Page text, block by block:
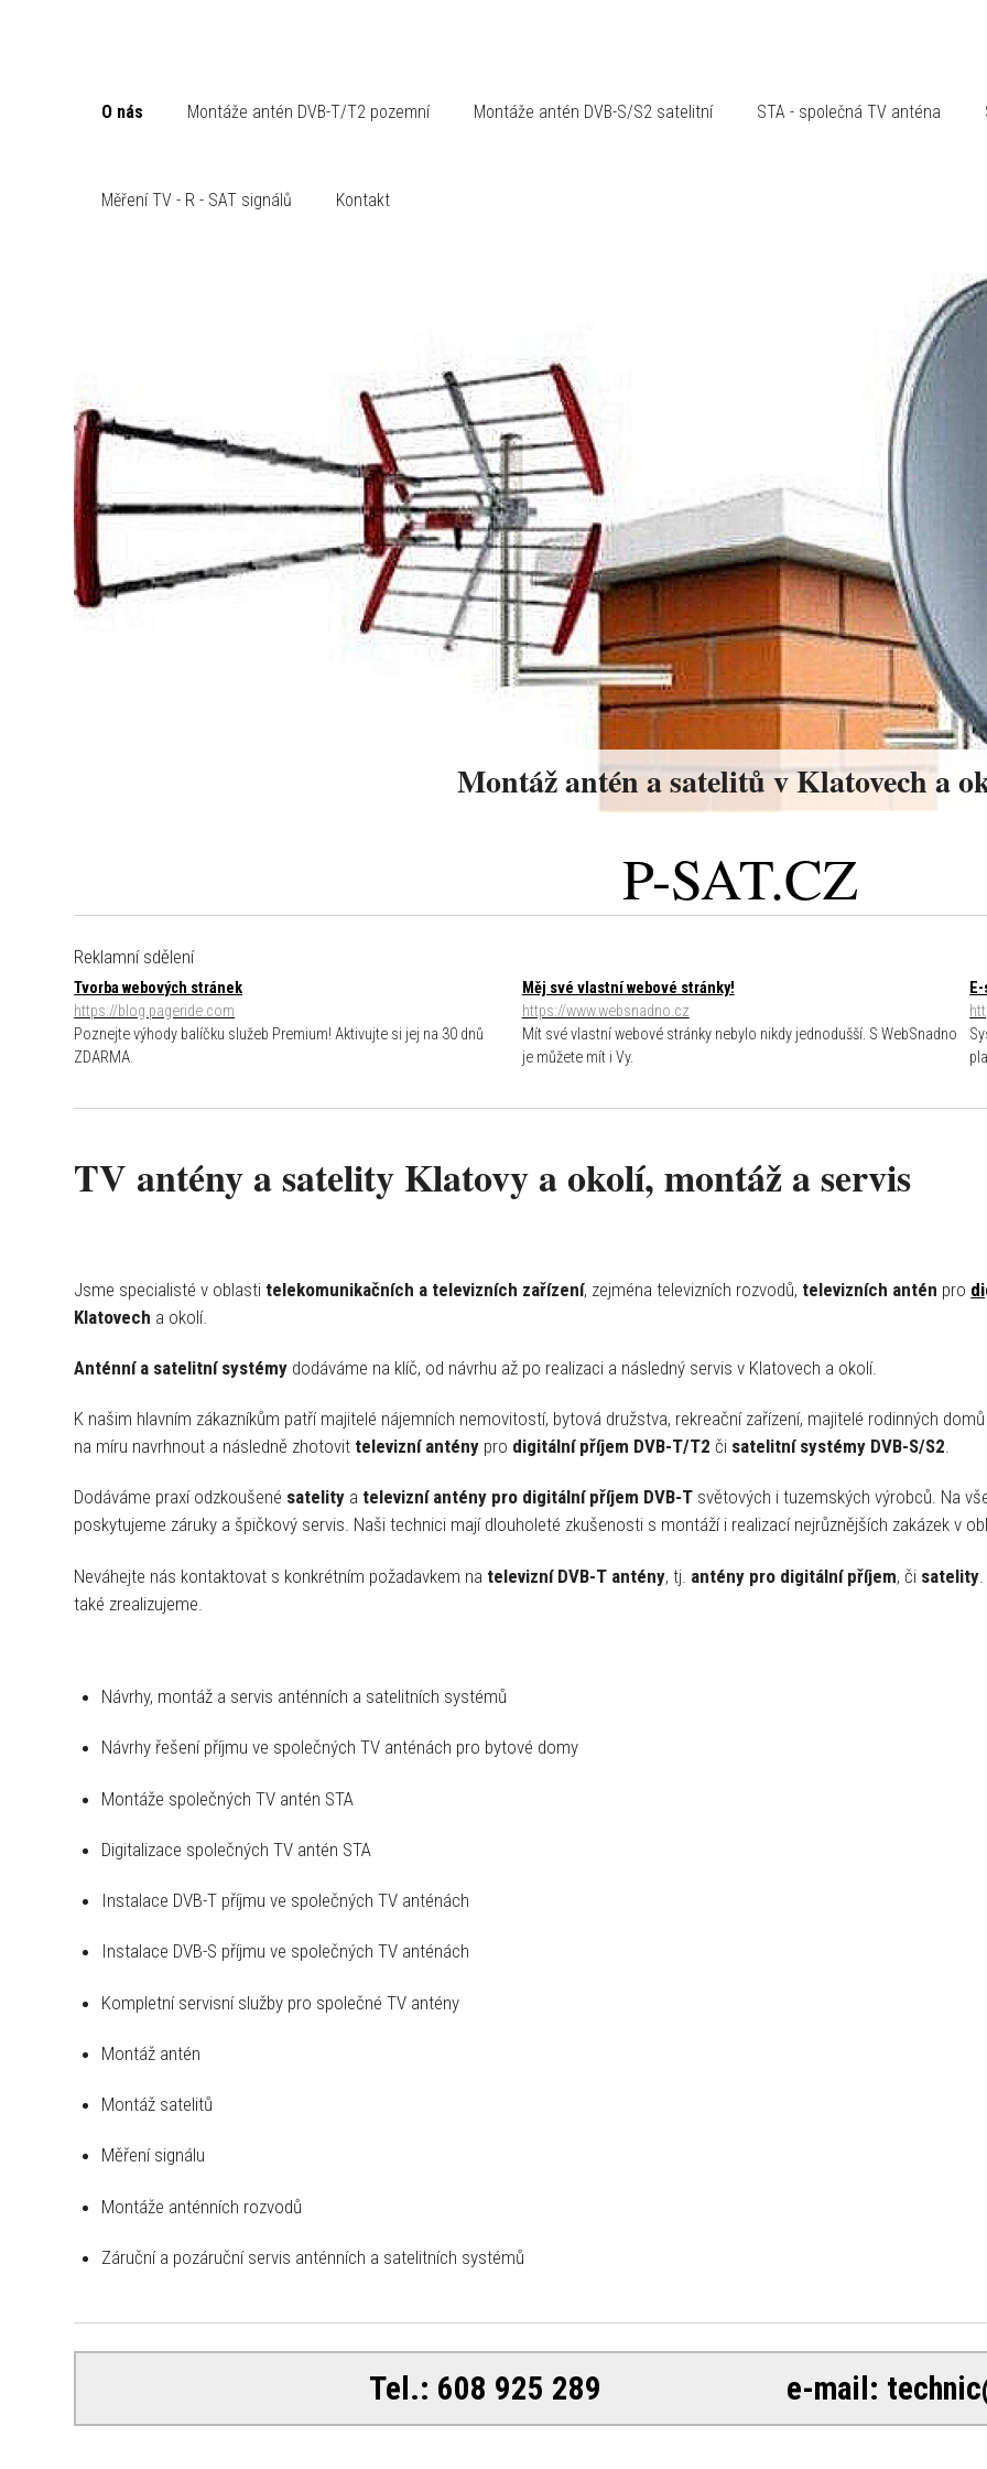
O nás Montáže antén DVB-T/T2 pozemní Montáže antén DVB-S/S2 satelitní STA - společná TV anténa
Měření TV - R - SAT signálů Kontakt
Montáž antén a satelitů v Klatovech a
P-SAT.CZ
Reklamní sdělení
Tvorba webových stránek
https://blog.pageride.com
Poznejte výhody balíčku služeb Premium! Aktivujte si jej na 30 dnů
ZDARMA.
Měj své vlastní webové stránky!
https://www.websnadno.cz
Mít své vlastní webové stránky nebylo nikdy jednodušší. S WebSnadno
je můžete mít i Vy.
TV antény a satelity Klatovy a okolí, montáž a servis
Jsme specialisté v oblasti telekomunikačních a televizních zařízení, zejména televizních rozvodů, televizních antén pro
Klatovech a okolí.
Anténní a satelitní systémy dodáváme na klíč, od návrhu až po realizaci a následný servis v Klatovech a okolí.
K našim hlavním zákazníkům patří majitelé nájemních nemovitostí, bytová družstva, rekreační zařízení, majitelé rodinných
na míru navrhnout a následně zhotovit televizní antény pro digitální příjem DVB-T/T2 či satelitní systémy DVB-S/S2.
Dodáváme praxí odzkoušené satelity a televizní antény pro digitální příjem DVB-T světových i tuzemských výrobců. Na
poskytujeme záruky a špičkový servis. Naši technici mají dlouholeté zkušenosti s montáží i realizací nejrůznějších zakázek v
Neváhejte nás kontaktovat s konkrétním požadavkem na televizní DVB-T antény, tj. antény pro digitální příjem, či satelity
také zrealizujeme.
Návrhy, montáž a servis anténních a satelitních systémů
Návrhy řešení příjmu ve společných TV anténách pro bytové domy
Montáže společných TV antén STA
Digitalizace společných TV antén STA
Instalace DVB-T příjmu ve společných TV anténách
Instalace DVB-S příjmu ve společných TV anténách
Kompletní servisní služby pro společné TV antény
Montáž antén
Montáž satelitů
Měření signálu
Montáže anténních rozvodů
Záruční a pozáruční servis anténních a satelitních systémů
Tel.: 608 925 289 e-mail: